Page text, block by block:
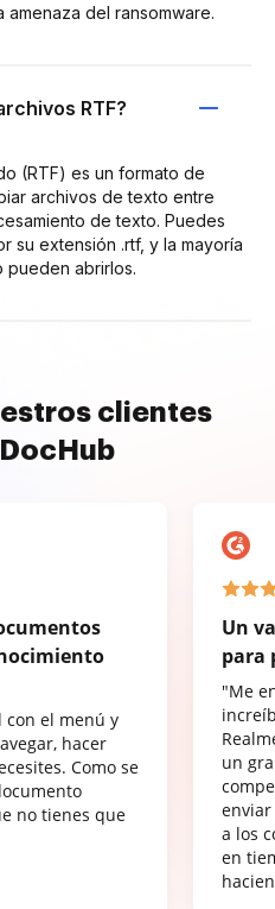
del ransomware.
RTF?
(RTF) es un formato de
archivos de texto entre
de texto. Puedes
su extensión .rtf, y la mayoría
abrirlos.
clientes
el menú y
hacer
Como se
no tienes que
Un
para
"Me
un
a los
en